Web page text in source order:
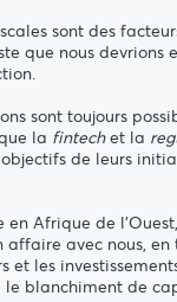
sont des
que nous devrions
sont toujours
la fintechet la
de leurs
Afrique de
avec nous,
les
blanchiment de